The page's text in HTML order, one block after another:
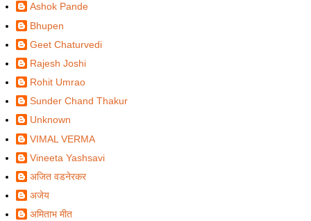
Ashok Pande
Bhupen
Geet Chaturvedi
Rajesh Joshi
Rohit Umrao
Sunder Chand Thakur
Unknown
VIMAL VERMA
Vineeta Yashsavi
अजित वडनेरकर
अजेय
अमिताभ मीत